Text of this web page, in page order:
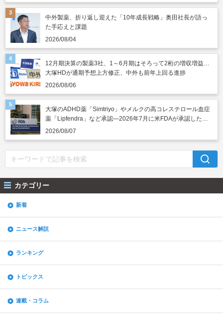
中外製薬、折り返し迎えた「10年成長戦略」奥田社長が語っ
た手応えと課題
2026/08/04
12月期決算の製薬3社、1～6月期はそろって2桁の増収増益…
大塚HDが通期予想上方修正、中外も前年上回る進捗
2026/08/06
大塚のADHD薬「Simtriyo」やメルクの高コレステロール血症
薬「Lipfendra」など承認―2026年7月に米FDAが承認した新
薬
2026/08/07
カテゴリー
新着
ニュース解説
ランキング
トピックス
連載・コラム